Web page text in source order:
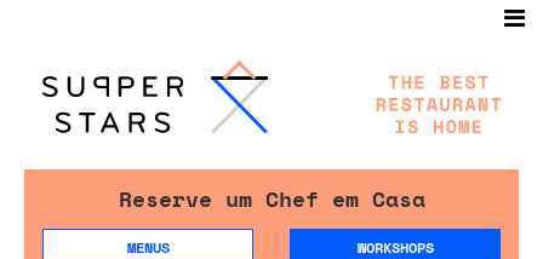
Reserve um Chef em Casa
MENUS WORKSHOPS